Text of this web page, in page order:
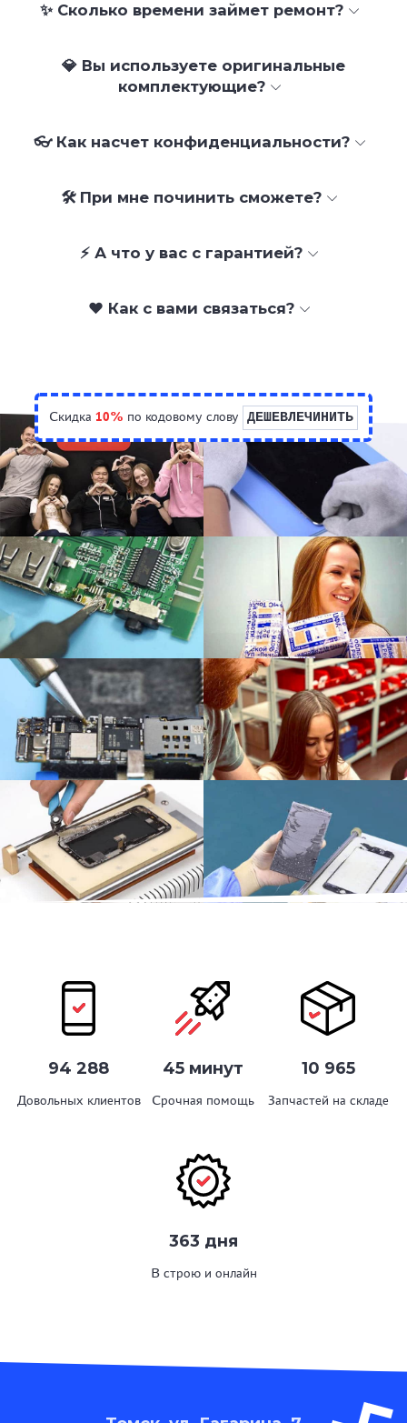
✨ Сколько времени займет ремонт?
💎 Вы используете оригинальные
комплектующие?
👓 Как насчет конфиденциальности?
🛠 При мне починить сможете?
⚡ А что у вас с гарантией?
❤️ Как с вами связаться?
Скидка 10% по кодовому слову ДЕШЕВЛЕЧИНИТЬ
94 288
Довольных клиентов
45 минут
Срочная помощь
10 965
Запчастей на складе
363 дня
В строю и онлайн